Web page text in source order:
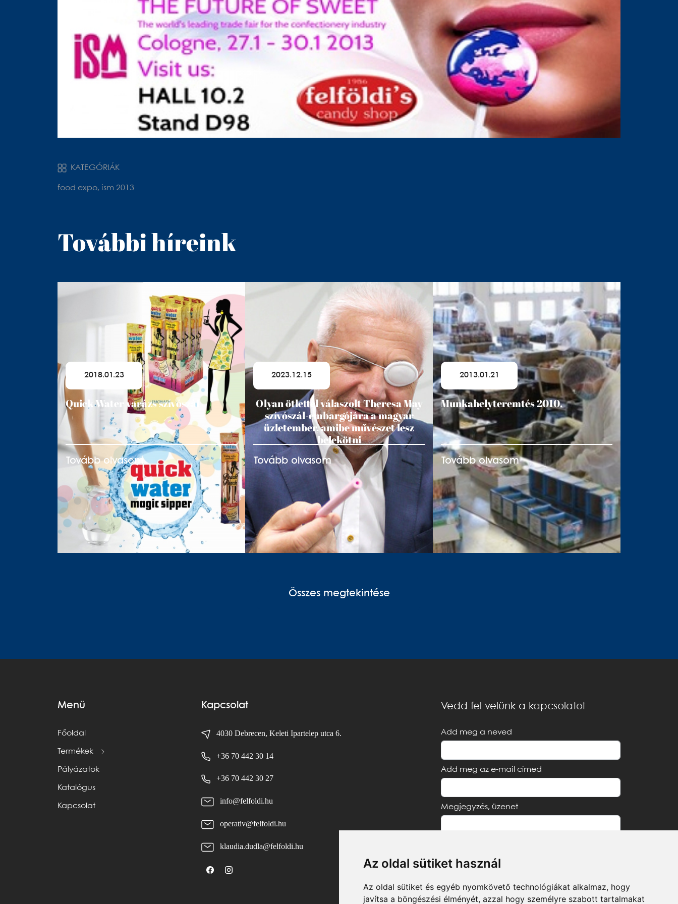
Az oldal sütiket használ
Az oldal sütiket és egyéb nyomkövető technológiákat alkalmaz, hogy
javítsa a böngészési élményét, azzal hogy személyre szabott tartalmakat
KATEGÓRIÁK
food expo, ism 2013
További híreink
2018.01.23
Quick Water varázs szívószál
Tovább olvasom
2023.12.15
Olyan ötlettel válaszolt Theresa May
szívószál-embargójára a magyar
üzletember, amibe művészet lesz
belekötni
Tovább olvasom
2013.01.21
Munkahelyteremtés 2010.
Tovább olvasom
Összes megtekintése
Menü
Főoldal
Termékek
Pályázatok
Katalógus
Kapcsolat
Kapcsolat
4030 Debrecen, Keleti Ipartelep utca 6.
+36 70 442 30 14
+36 70 442 30 27
info@felfoldi.hu
operativ@felfoldi.hu
klaudia.dudla@felfoldi.hu
Vedd fel velünk a kapcsolatot
Add meg a neved
Add meg az e-mail címed
Megjegyzés, üzenet